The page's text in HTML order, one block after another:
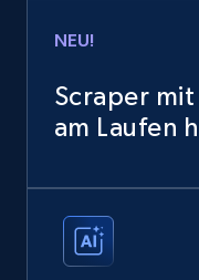
NEU!
Scraper
am Laufen